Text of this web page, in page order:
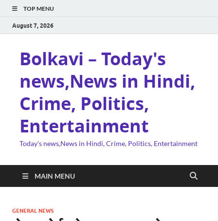
TOP MENU
August 7, 2026
Bolkavi – Today's
news,News in Hindi,
Crime, Politics,
Entertainment
Today's news,News in Hindi, Crime, Politics, Entertainment
MAIN MENU
GENERAL NEWS